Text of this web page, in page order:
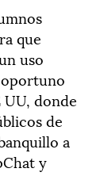
que
uso
donde
de
a
y